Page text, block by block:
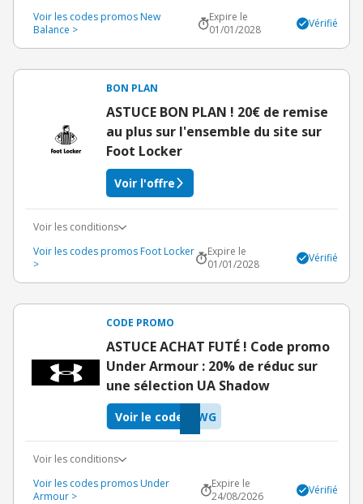
Voir les codes promos New
Balance >
Expire le
01/01/2028
Vérifié
BON PLAN
ASTUCE BON PLAN ! 20€ de remise
au plus sur l'ensemble du site sur
Foot Locker
Voir l'offre
Voir les conditions
Voir les codes promos Foot Locker
>
Expire le
01/01/2028
Vérifié
CODE PROMO
ASTUCE ACHAT FUTÉ ! Code promo
Under Armour : 20% de réduc sur
une sélection UA Shadow
KWG
Voir le code
Voir les conditions
Voir les codes promos Under
Armour >
Expire le
24/08/2026
Vérifié